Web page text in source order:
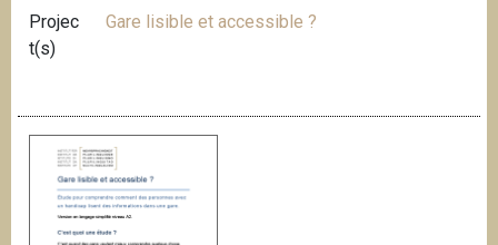
Projec
t(s)
Gare lisible et accessible ?